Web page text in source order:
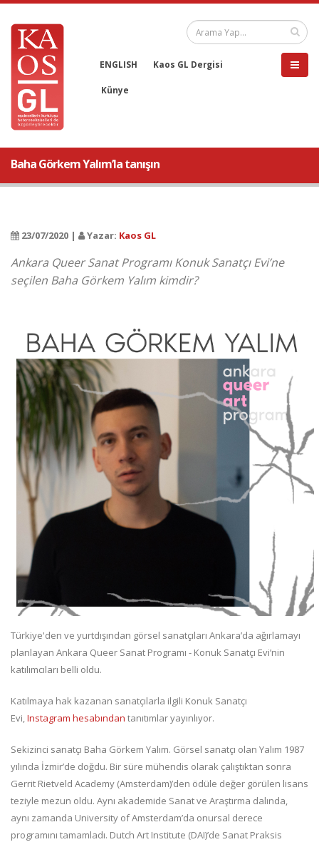
ENGLISH Kaos GL Dergisi
Künye
Baha Görkem Yalım’la tanışın
23/07/2020 | Yazar: Kaos GL
Ankara Queer Sanat Programı Konuk Sanatçı Evi’ne
seçilen Baha Görkem Yalım kimdir?
Türkiye'den ve yurtdışından görsel sanatçıları Ankara’da ağırlamayı
planlayan Ankara Queer Sanat Programı - Konuk Sanatçı Evi’nin
katılımcıları belli oldu.
Katılmaya hak kazanan sanatçılarla ilgili Konuk Sanatçı
Evi,Instagram hesabından tanıtımlar yayınlıyor.
Sekizinci sanatçı Baha Görkem Yalım. Görsel sanatçı olan Yalım 1987
yılında İzmir’de doğdu. Bir süre mühendis olarak çalıştıktan sonra
Gerrit Rietveld Academy (Amsterdam)’den ödüle değer görülen lisans
teziyle mezun oldu. Aynı akademide Sanat ve Araştırma dalında,
aynı zamanda University of Amsterdam’da onursal derece
programını tamamladı. Dutch Art Institute (DAI)’de Sanat Praksis